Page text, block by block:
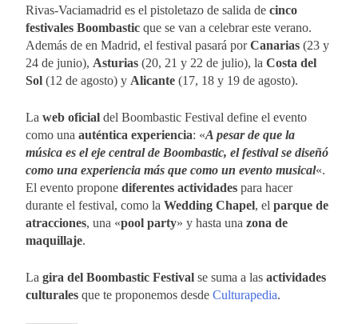
Rivas-Vaciamadrid es el pistoletazo de salida de cinco
festivales Boombastic que se van a celebrar este verano.
Además de en Madrid, el festival pasará porCanarias (23 y
24 de junio), Asturias (20, 21 y 22 de julio), la Costa del
Sol (12 de agosto) y Alicante (17, 18 y 19 de agosto).
La web oficial del Boombastic Festival define el evento
como una auténtica experiencia: «A pesar de que la
música es el eje central de Boombastic, el festival se diseñó
como una experiencia más que como un evento musical«.
El evento propone diferentes actividades para hacer
durante el festival, como la Wedding Chapel, el parque de
atracciones, una «pool party» y hasta una zona de
maquillaje.
La gira del Boombastic Festival se suma a las actividades
culturales que te proponemos desde Culturapedia.